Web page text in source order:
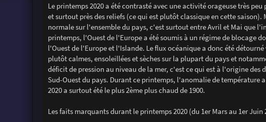
Le printemps 2020 a été contrasté avec une activité orageuse très
et surtout près des reliefs (ce qui est plutôt classique en cette
normale sur l'ensemble du pays, c'est surtout entre Avril et Mai que
printemps, l'Ouest de l'Europe a été soumis à un régime de blocage
l'Ouest de l'Europe et l'Islande. Le flux océanique a donc été
plutôt calmes, ensoleillées et sèches sur la plupart du pays et
déficit de pression au niveau de la mer, c'est ce qui est à l'origine des
Sud-Ouest du pays. Durant ce printemps, l'anomalie de température
2020 a surtout été le plus 2ème plus chaud de 1900.
Les faits marquants durant le printemps 2020 (du 1er Mars au 1er Juin